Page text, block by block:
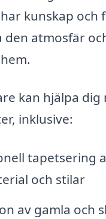
kunskap och
den atmosfär
kan hjälpa dig
inklusive:
tapetsering
och stilar
av gamla och